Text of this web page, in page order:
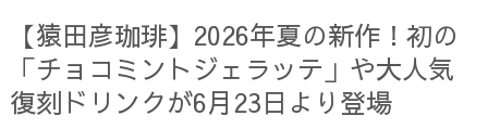
【猿田彦珈琲】2026年夏の新作！初の
「チョコミントジェラッテ」や大人気
復刻ドリンクが6月23日より登場